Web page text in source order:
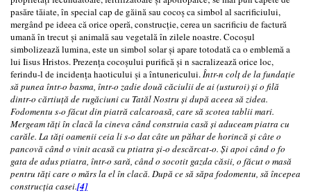
pasăre tăiate, în special cap de găină sau cocoș ca simbol al sacrificiului,
mergând pe ideea că orice operă, construcție, cerea un sacrificiu de factură
umană în trecut și animală sau vegetală în zilele noastre. Cocoșul
simbolizează lumina, este un simbol solar și apare totodată ca o emblemă a
lui Iisus Hristos. Prezența cocoșului purifică și n sacralizează orice loc,
ferindu-l de incidența haoticului și a întunericului.Într-n colț de la fundație
să punea într-o basma, într-o zadie două căciulii de ai (usturoi) și o filă
dintr-o cărtiuță de rugăciuni cu Tatăl Nostru și după aceea să zidea.
Fodomentu s-o făcut din piatră calcaroasă, care să scotea tablii mari.
Mergeam tăți în clacă la cineva când construia casă și aduceam piatra cu
carăle. La tăți oamenii ceia li s-o dat câte un păhar de horincă și câte o
pancovă când o vinit acasă cu ptiatra și-o descărcat-o. Și apoi când o fo
gata de adus ptiatra, într-o sară, când o socotit gazda căsii, o făcut o masă
pentru tăți care o mărs la el în clacă. După ce să săpa fodomentu, să începea
construcția casei.[4]